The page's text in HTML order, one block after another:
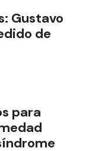
Gustavo
de
para